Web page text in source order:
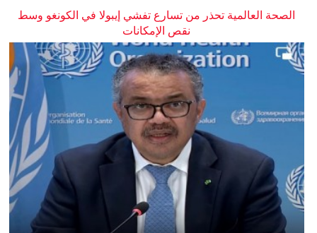
الصحة العالمية تحذر من تسارع تفشي إيبولا في الكونغو وسط
نقص الإمكانات